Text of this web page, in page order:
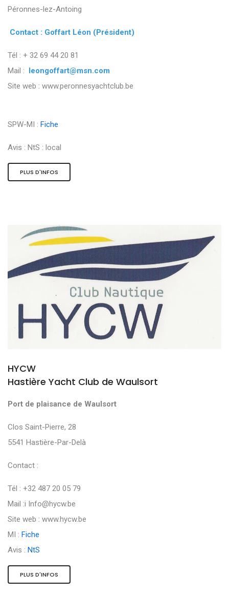
Péronnes-lez-Antoing
Contact : Goffart Léon (Président)
Tél : + 32 69 44 20 81
Mail : leongoffart@msn.com
Site web : www.peronnesyachtclub.be
SPW-MI : Fiche
Avis : NtS : local
PLUS D'INFOS
HYCW
Hastière Yacht Club de Waulsort
Port de plaisance de Waulsort
Clos Saint-Pierre, 28
5541 Hastière-Par-Delà
Contact :
Tél : +32 487 20 05 79
Mail :i Info@hycw.be
Site web : www.hycw.be
MI : Fiche
Avis : NtS
PLUS D'INFOS